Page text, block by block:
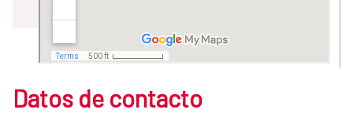
Datos de contacto